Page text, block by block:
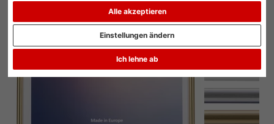
Alle akzeptieren
Ich lehne ab
Einstellungen ändern